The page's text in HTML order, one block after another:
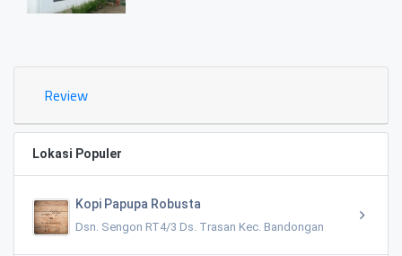
Review
Lokasi Populer
Kopi Papupa Robusta
Dsn. Sengon RT4/3 Ds. Trasan Kec. Bandongan